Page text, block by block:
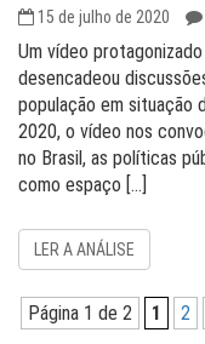
15 de julho de 2020
Um vídeo
desencadeou
população em situação
2020, o vídeo nos
no Brasil, as políticas
como espaço […]
LER A ANÁLISE
Página 1 de 2 1 2